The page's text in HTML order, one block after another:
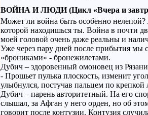
ВОЙНА И ЛЮДИ (Цикл «Вчера и
Может ли война быть особенно нелепой?
которой находишься ты. Война в почти
моей головой очень даже реальны и
Уже через пару дней после прибытия мы
«брониками» - бронежилетами.
Дубич – здоровенный омоновец из
- Прошьет пулька плоскость, изменит
улыбнулся, постучав пальцем по
Дубич – парень авторитетный. На его
слышал, за Афган у него орден, но об
говорит после контузии. Контузия